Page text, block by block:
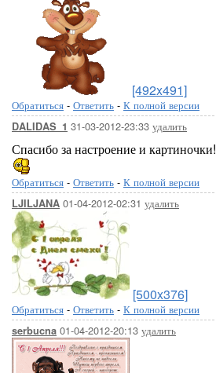
[492x491]
Обратиться - Ответить - К полной версии
DALIDAS_1 31-03-2012-23:33 удалить
Спасибо за настроение и картиночки!
Обратиться - Ответить - К полной версии
LJILJANA 01-04-2012-02:31 удалить
[500x376]
Обратиться - Ответить - К полной версии
serbucna 01-04-2012-20:13 удалить